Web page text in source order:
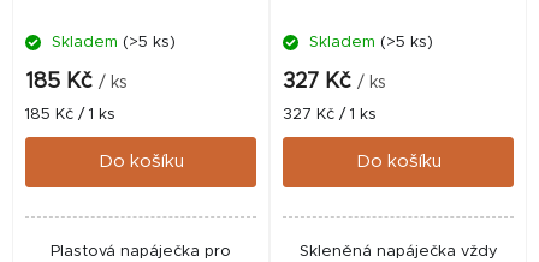
Skladem (>5 ks)
185 Kč / ks
Měrná
cena:
185 Kč / 1 ks
Do košíku
Plastová napáječka pro
Skladem (>5 ks)
327 Kč / ks
Měrná
cena:
327 Kč / 1 ks
Do košíku
Skleněná napáječka vždy